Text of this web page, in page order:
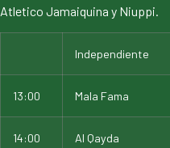
Atletico Jamaiquina y Niuppi.
Independiente
13:00 Mala Fama
14:00 Al Qayda